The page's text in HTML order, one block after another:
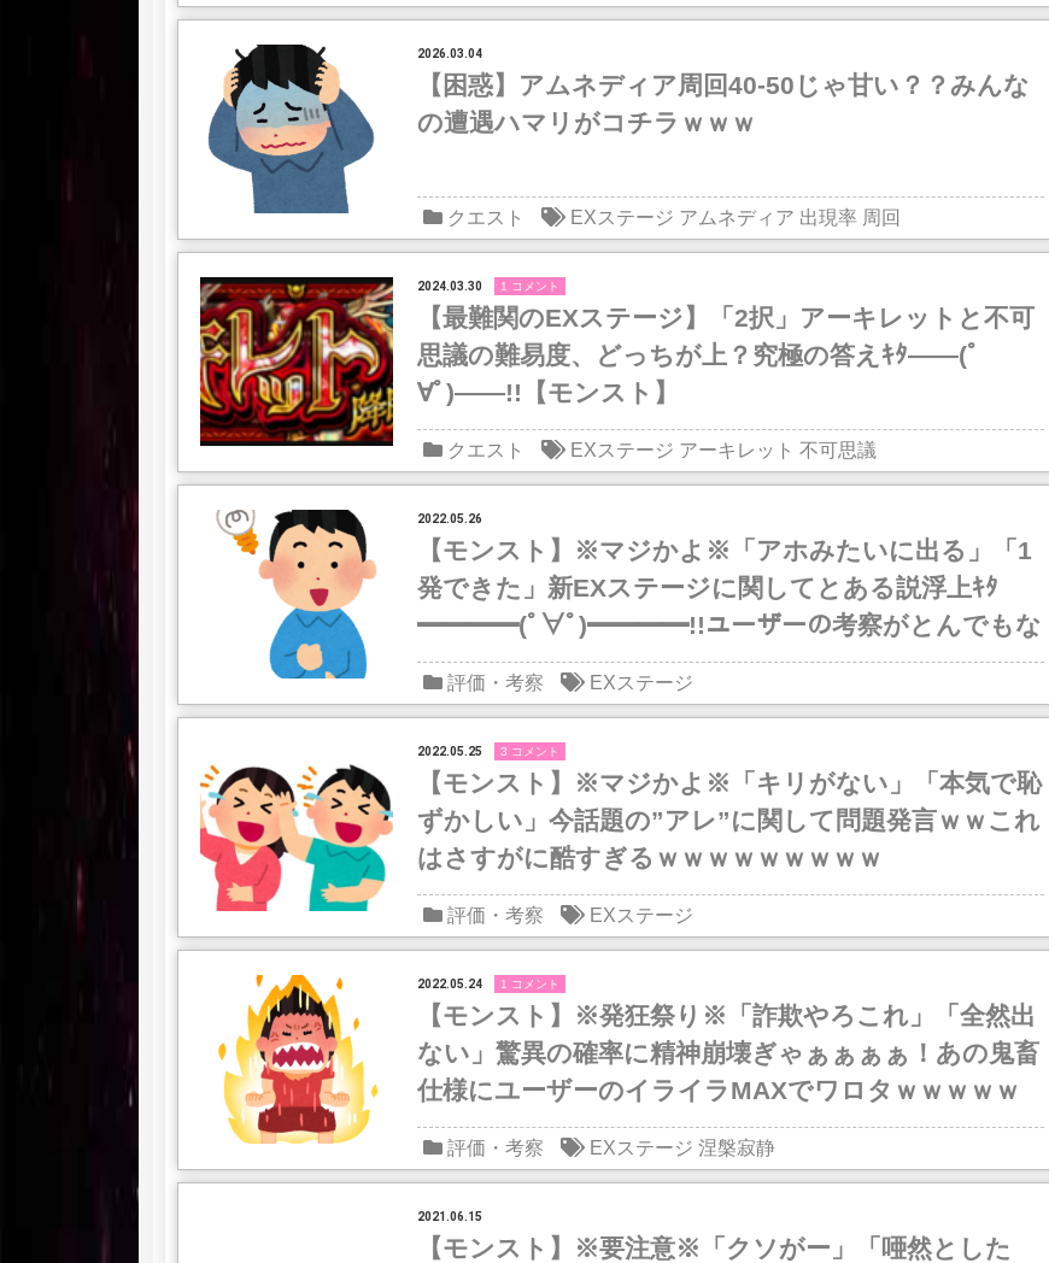
2026.03.04
【困惑】アムネディア周回40-50じゃ甘い？？みんな
の遭遇ハマリがコチラｗｗｗ
クエスト EXステージ アムネディア 出現率 周回
2024.03.30 1 コメント
【最難関のEXステージ】「2択」アーキレットと不可
思議の難易度、どっちが上？究極の答えｷﾀ――(ﾟ
∀ﾟ)――!!【モンスト】
クエスト EXステージ アーキレット 不可思議
2022.05.26
【モンスト】※マジかよ※「アホみたいに出る」「1
発できた」新EXステージに関してとある説浮上ｷﾀ
━━━━(ﾟ∀ﾟ)━━━━!!ユーザーの考察がとんでもな
いことにｗｗｗｗｗｗｗｗｗｗ
評価・考察 EXステージ
2022.05.25 3 コメント
【モンスト】※マジかよ※「キリがない」「本気で恥
ずかしい」今話題の”アレ”に関して問題発言ｗｗこれ
はさすがに酷すぎるｗｗｗｗｗｗｗｗｗ
評価・考察 EXステージ
2022.05.24 1 コメント
【モンスト】※発狂祭り※「詐欺やろこれ」「全然出
ない」驚異の確率に精神崩壊ぎゃぁぁぁぁ！あの鬼畜
仕様にユーザーのイライラMAXでワロタｗｗｗｗｗ
ｗｗｗｗ
評価・考察 EXステージ 涅槃寂静
2021.06.15
【モンスト】※要注意※「クソがー」「唖然とした